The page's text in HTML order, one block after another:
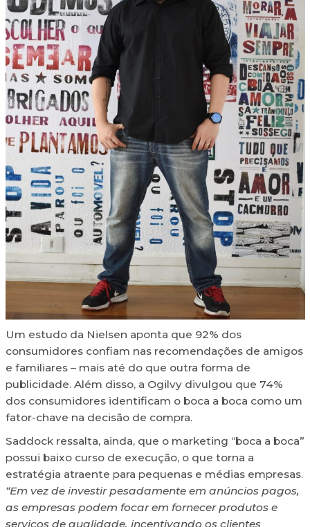
Um estudo da Nielsen aponta que 92% dos
consumidores confiam nas recomendações de amigos
e familiares – mais até do que outra forma de
publicidade. Além disso, a Ogilvy divulgou que 74%
dos consumidores identificam o boca a boca como um
fator-chave na decisão de compra.
Saddock ressalta, ainda, que o marketing “boca a boca”
possui baixo curso de execução, o que torna a
estratégia atraente para pequenas e médias empresas.
“Em vez de investir pesadamente em anúncios pagos,
as empresas podem focar em fornecer produtos e
serviços de qualidade, incentivando os clientes